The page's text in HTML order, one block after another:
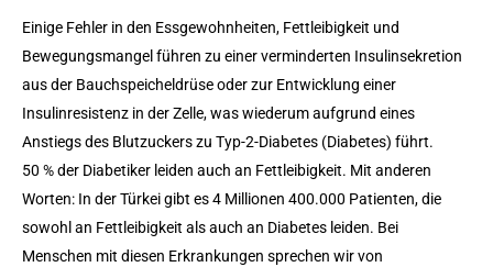
Einige Fehler in den Essgewohnheiten, Fettleibigkeit und
Bewegungsmangel führen zu einer verminderten Insulinsekretion
aus der Bauchspeicheldrüse oder zur Entwicklung einer
Insulinresistenz in der Zelle, was wiederum aufgrund eines
Anstiegs des Blutzuckers zu Typ-2-Diabetes (Diabetes) führt.
50 % der Diabetiker leiden auch an Fettleibigkeit. Mit anderen
Worten: In der Türkei gibt es 4 Millionen 400.000 Patienten, die
sowohl an Fettleibigkeit als auch an Diabetes leiden. Bei
Menschen mit diesen Erkrankungen sprechen wir von